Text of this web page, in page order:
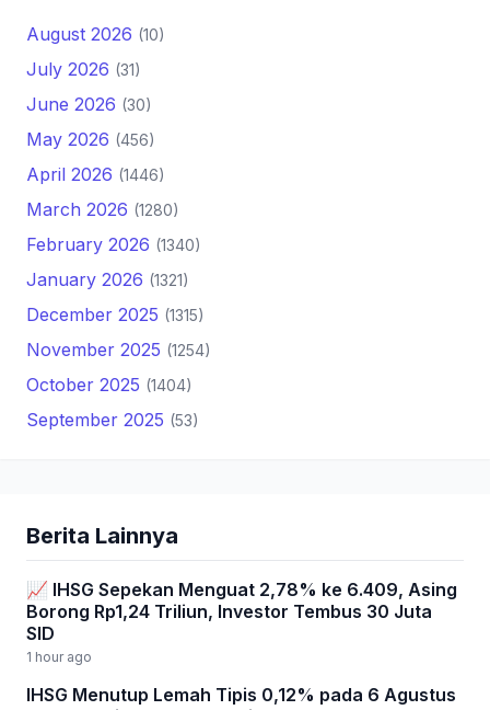
August 2026 (10)
July 2026 (31)
June 2026 (30)
May 2026 (456)
April 2026 (1446)
March 2026 (1280)
February 2026 (1340)
January 2026 (1321)
December 2025 (1315)
November 2025 (1254)
October 2025 (1404)
September 2025 (53)
Berita Lainnya
📈 IHSG Sepekan Menguat 2,78% ke 6.409, Asing
Borong Rp1,24 Triliun, Investor Tembus 30 Juta
SID
1 hour ago
IHSG Menutup Lemah Tipis 0,12% pada 6 Agustus